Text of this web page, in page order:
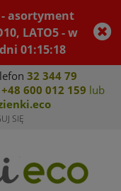
- asortyment
LATO5 - w
dni01:15:18
32 344 79
+48 600 012 159 lub
SIĘ